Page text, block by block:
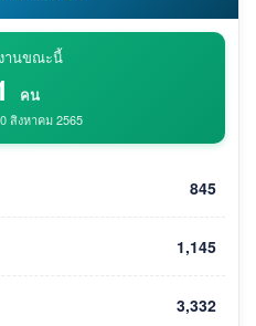
านขณะนี้
คน
สิงหาคม 2565
845
1,145
3,332